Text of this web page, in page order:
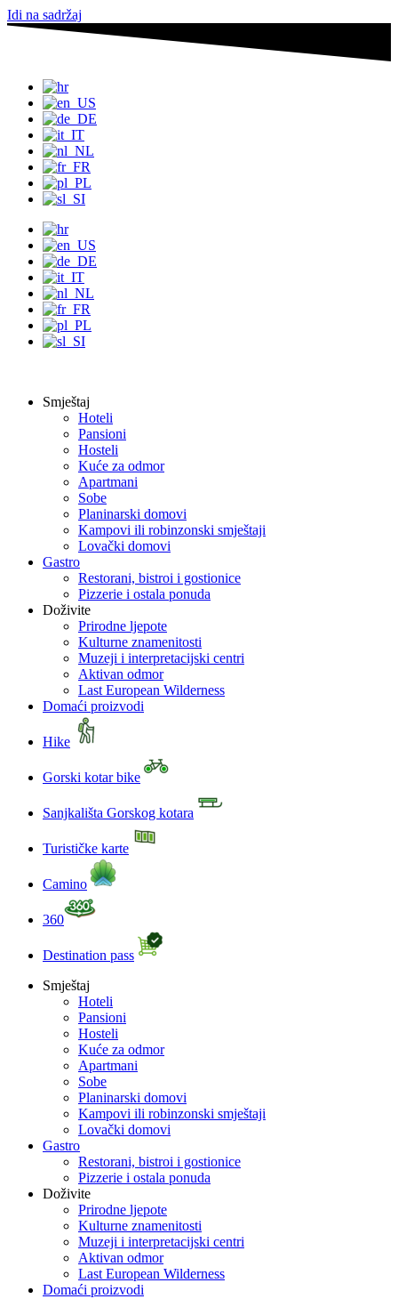
Idi na sadržaj
Smještaj
Hoteli
Pansioni
Hosteli
Kuće za odmor
Apartmani
Sobe
Planinarski domovi
Kampovi ili robinzonski smještaji
Lovački domovi
Gastro
Restorani, bistroi i gostionice
Pizzerie i ostala ponuda
Doživite
Prirodne ljepote
Kulturne znamenitosti
Muzeji i interpretacijski centri
Aktivan odmor
Last European Wilderness
Domaći proizvodi
Hike
Gorski kotar bike
Sanjkališta Gorskog kotara
Turističke karte
Camino
360
Destination pass
Smještaj
Hoteli
Pansioni
Hosteli
Kuće za odmor
Apartmani
Sobe
Planinarski domovi
Kampovi ili robinzonski smještaji
Lovački domovi
Gastro
Restorani, bistroi i gostionice
Pizzerie i ostala ponuda
Doživite
Prirodne ljepote
Kulturne znamenitosti
Muzeji i interpretacijski centri
Aktivan odmor
Last European Wilderness
Domaći proizvodi